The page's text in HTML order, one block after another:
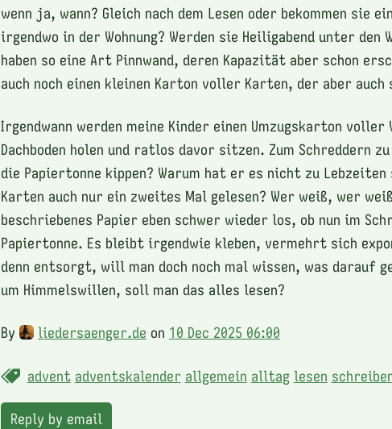
wenn ja, wann? Gleich nach dem Lesen oder bekommen sie
irgendwo in der Wohnung? Werden sie Heiligabend unter
haben so eine Art Pinnwand, deren Kapazität aber schon
auch noch einen kleinen Karton voller Karten, der aber
Irgendwann werden meine Kinder einen Umzugskarton
Dachboden holen und ratlos davor sitzen. Zum Schreddern
die Papiertonne kippen? Warum hat er es nicht zu
Karten auch nur ein zweites Mal gelesen? Wer weiß, wer
beschriebenes Papier eben schwer wieder los, ob nun im
Papiertonne. Es bleibt irgendwie kleben, vermehrt sich
denn entsorgt, will man doch noch mal wissen, was darauf
um Himmelswillen, soll man das alles lesen?
By liedersaenger.de on 10 Dec 2025 06:00
advent adventskalender allgemein alltag lesen
Reply by email